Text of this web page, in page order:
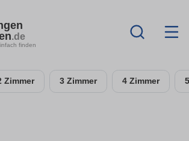
.de
finden
Zimmer 3 Zimmer 4 Zimmer